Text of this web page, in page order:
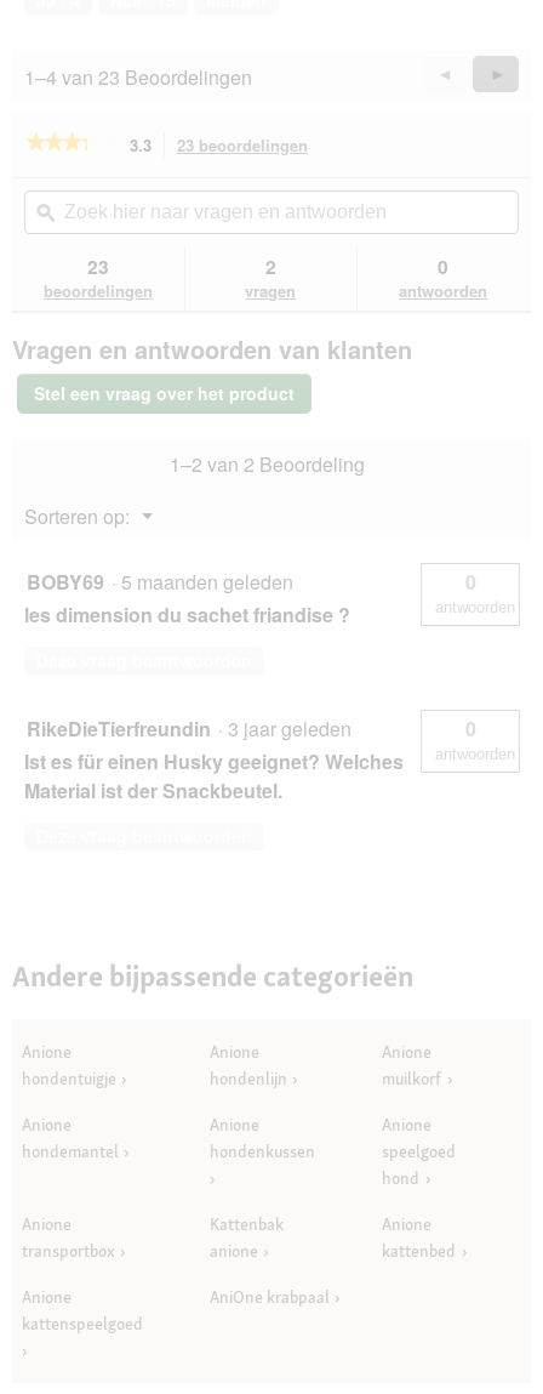
1–4 van 23 Beoordelingen
Vorige
Reviews
◄ ►
★★★★★
★★★★★
de
Beoordelingen
van
donkerroze
3.3 23 beoordelingen
actie
navigeert
u
beoordelingen.
Zoek
hier
naar
antwoorden
ϙ
23
beoordelingen
2
vragen
0
antwoorden
Vragen en antwoorden van klanten
Stel een vraag over het product
1–2 van 2 Beoordeling
Sorteren op:
▼
Menu
BOBY69 · 5 maanden geleden
les dimension du sachet friandise ?
0
antwoorden
RikeDieTierfreundin · 3 jaar geleden
Ist es für einen Husky geeignet? Welches
Material ist der Snackbeutel.
0
antwoorden
Andere bijpassende categorieën
Anione
hondentuigje
Anione
hondenlijn
Anione
muilkorf
Anione
hondemantel
Anione
hondenkussen
Anione
speelgoed
hond
Anione
transportbox
Kattenbak
anione
Anione
kattenbed
Anione
kattenspeelgoed
AniOne krabpaal